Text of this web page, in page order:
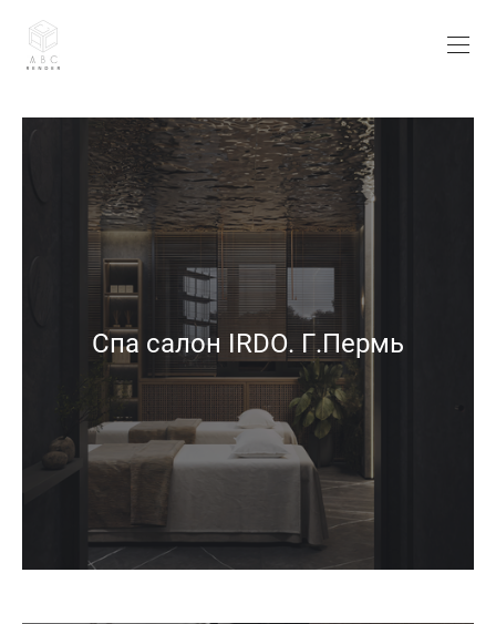
Спа салон IRDO. Г.Пермь